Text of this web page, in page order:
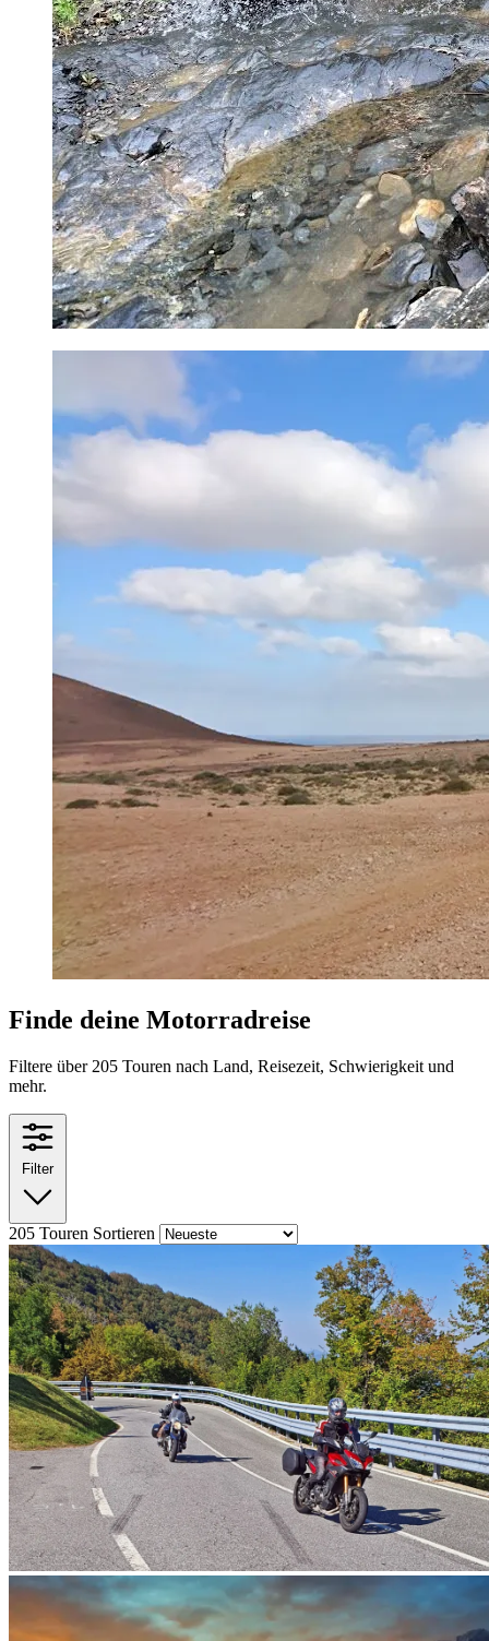
Finde deine Motorradreise
Filtere über 205 Touren nach Land, Reisezeit, Schwierigkeit und
mehr.
Filter
205 Touren Sortieren